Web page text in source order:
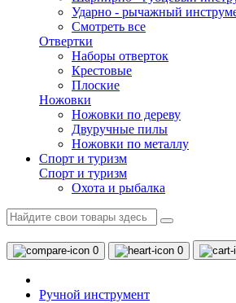
Ударно - рычажный
Смотреть все
Отвертки
Наборы отверток
Крестовые
Плоские
Ножовки
Ножовки по дереву
Двуручные пилы
Ножовки по металлу
Спорт и туризм
Спорт и туризм
Охота и рыбалка
0 0
Ручной инструмент